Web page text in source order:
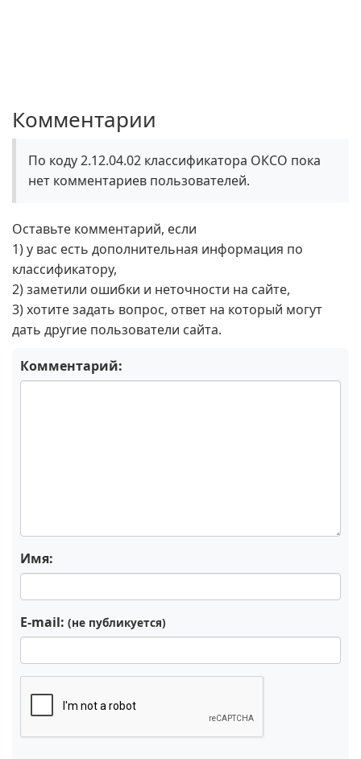
Комментарии
По коду 2.12.04.02 классификатора ОКСО пока
нет комментариев пользователей.
Оставьте комментарий, если
1) у вас есть дополнительная информация по
классификатору,
2) заметили ошибки и неточности на сайте,
3) хотите задать вопрос, ответ на который могут
дать другие пользователи сайта.
Комментарий:
Имя:
E-mail: (не публикуется)